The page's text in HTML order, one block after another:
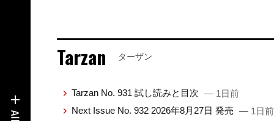
Tarzan ターザン
Tarzan No. 931 試し読みと目次 — 1日前
Next Issue No. 932 2026年8月27日 発売 — 1日前